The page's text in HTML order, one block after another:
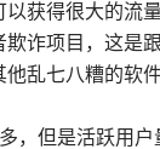
获得很大的流量
诈项目，这是
乱七八糟的软
，但是活跃用